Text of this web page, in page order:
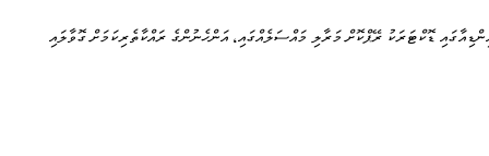
ޑޮކްޓަރަކު ރޭޕްކޮށް މަރާލި މައްސަލެއްގައި، އަންހެނުންގެ ރައްކާތެރިކަމަށް ގޮވާލައި